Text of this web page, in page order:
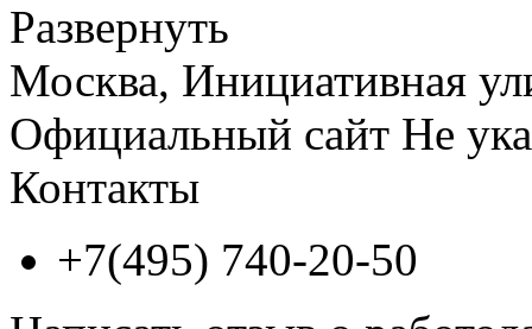
Развернуть
Москва, Инициативная
Официальный сайт Не
Контакты
+7(495) 740-20-50